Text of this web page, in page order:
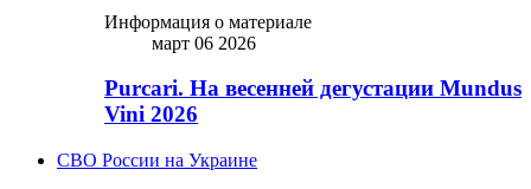
Информация о материале
март 06 2026
Purcari. На весенней дегустации Mundus
Vini 2026
СВО России на Украине